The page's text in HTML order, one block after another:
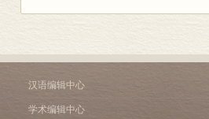
汉语编辑中心
学术编辑中心